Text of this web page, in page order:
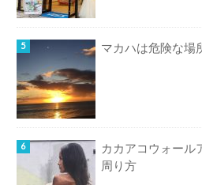
マカハは危険な場
カカアコウォール
周り方